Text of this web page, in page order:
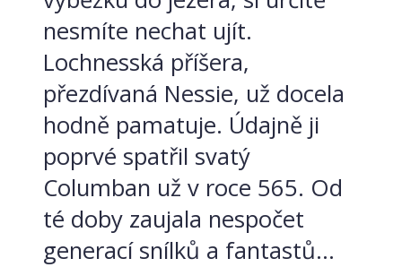
nesmíte nechat ujít.
Lochnesská příšera,
přezdívaná Nessie, už docela
hodně pamatuje. Údajně ji
poprvé spatřil svatý
Columban už v roce 565. Od
té doby zaujala nespočet
generací snílků a fantastů...